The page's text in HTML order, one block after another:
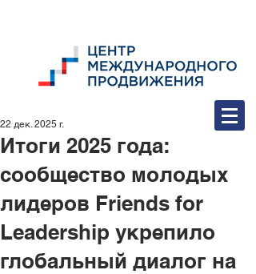
Итоги 2025 года:
сообщество молодых
лидеров Friends for
Leadership укрепило
глобальный диалог на
22 дек. 2025 г.